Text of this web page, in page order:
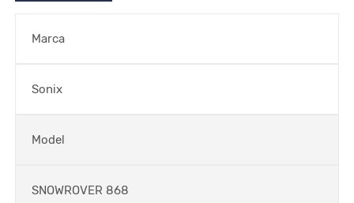
Marca
Sonix
Model
SNOWROVER 868